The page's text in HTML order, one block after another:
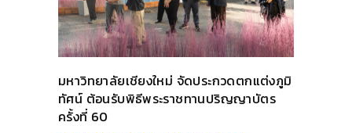
มหาวิทยาลัยเชียงใหม่ จัดประกวดตกแต่งภูมิ
ทัศน์ ต้อนรับพิธีพระราชทานปริญญาบัตร
ครั้งที่ 60